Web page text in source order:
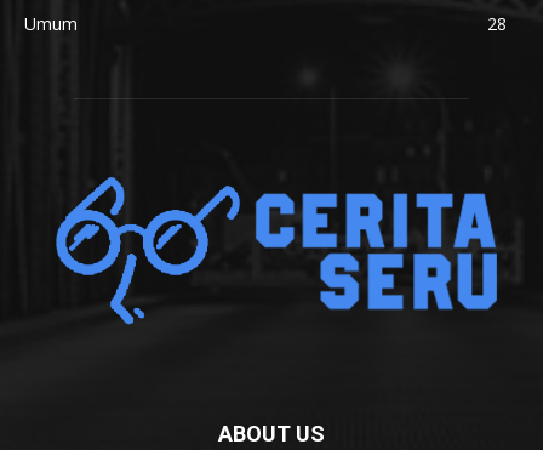
Umum
28
ABOUT US